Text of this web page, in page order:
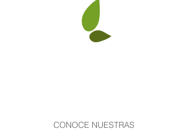
CONOCE NUESTRAS